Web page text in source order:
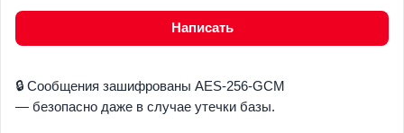
Написать
🔒 Сообщения зашифрованы AES-256-GCM
— безопасно даже в случае утечки базы.